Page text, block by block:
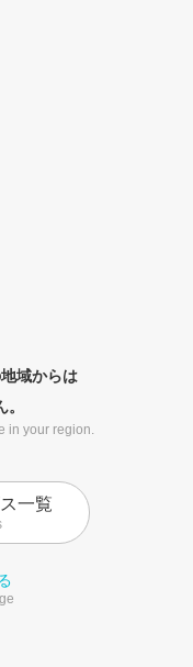
域からは
in your region.
一覧